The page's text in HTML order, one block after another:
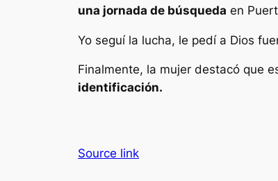
una jornada de búsqueda en
Yo seguí la lucha, le pedí a Dios
Finalmente, la mujer destacó que
identificación.
Source link